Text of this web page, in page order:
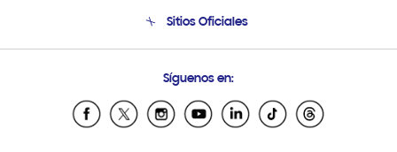
Soporte vía eMail
Sitios Oficiales
Samsung Ecuador
Samsung El Salvador
Síguenos en: